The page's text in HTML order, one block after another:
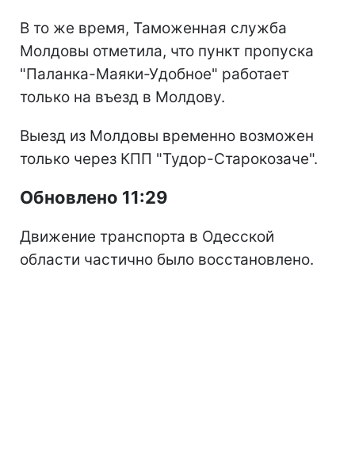
В то же время, Таможенная служба
Молдовы отметила, что пункт пропуска
"Паланка-Маяки-Удобное" работает
только на въезд в Молдову.
Выезд из Молдовы временно возможен
только через КПП "Тудор-Старокозаче".
Обновлено 11:29
Движение транспорта в Одесской
области частично было восстановлено.